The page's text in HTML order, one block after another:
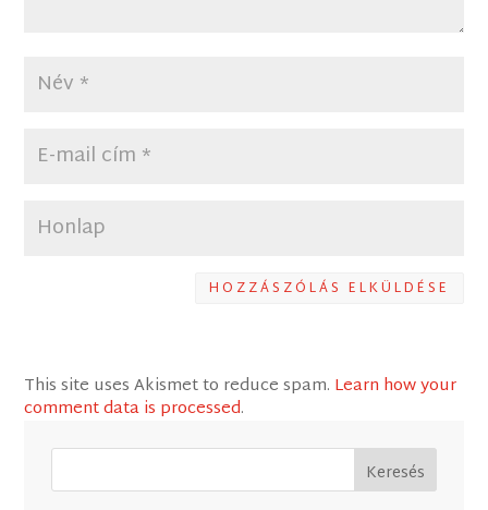
HOZZÁSZÓLÁS ELKÜLDÉSE
This site uses Akismet to reduce spam. Learn how your
comment data is processed.